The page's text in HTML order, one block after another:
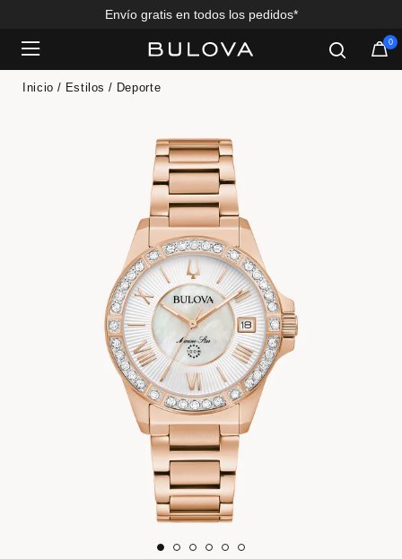
Envío gratis en todos los pedidos*
0
Inicio Estilos Deporte
Added to Manage Wishlist